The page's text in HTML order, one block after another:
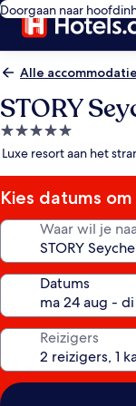
Doorgaan naar
Alle
STORY
5.0-
Luxe resort aan het
Kies datums
Waar wil je
Datums
Reizigers